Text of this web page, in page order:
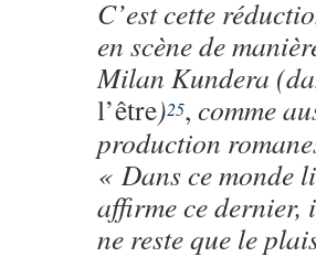
C’est cette
en scène de
Milan Kundera
l’être)25, comme
production
« Dans ce monde
affirme ce dernier,
ne reste que le